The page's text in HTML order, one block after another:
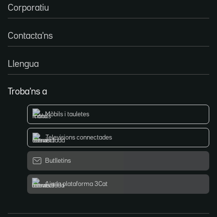
Corporatiu
Contacta'ns
Llengua
Troba'ns a
Mòbils i tauletes
Televisions connectades
Butlletins
Ajuda plataforma 3Cat